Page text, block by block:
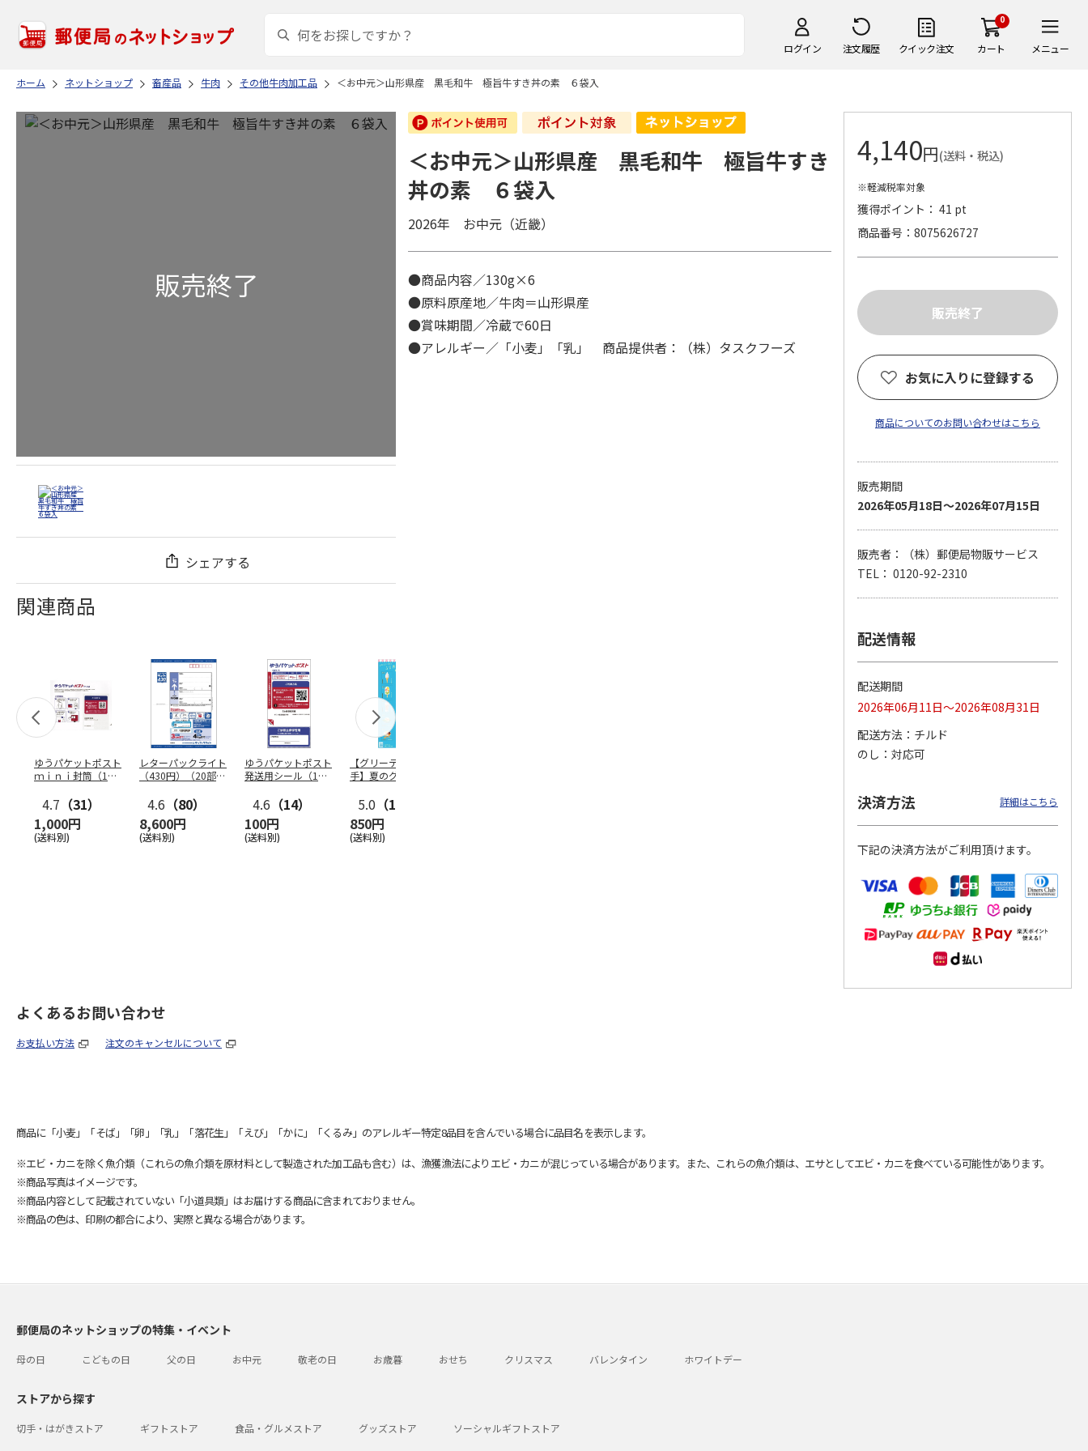
ログイン 注文履歴 クイック注文
0
カート メニュー
ホーム ネットショップ 畜産品 牛肉 その他牛肉加工品 ＜お中元＞山形県産 黒毛和牛 極旨牛すき丼の素 ６袋入
シェアする
関連商品
ゆうパケットポスト
ｍｉｎｉ封筒（1個
4.7 （31）
1,000円
(送料別)
レターパックライト
（430円）（20部セ
4.6 （80）
8,600円
(送料別)
ゆうパケットポスト
発送用シール（1個
4.6 （14）
100円
(送料別)
【グリーティング切
手】夏のグリーティ
5.0 （10）
850円
(送料別)
【グリーティング切
円…
4.8（11）
5,500円
4.6（7）
11,000円
＜お中元＞山形県産 黒毛和牛 極旨牛すき
丼の素 ６袋入
2026年 お中元（近畿）
●商品内容／130g×6
●原料原産地／牛肉＝山形県産
●賞味期間／冷蔵で60日
●アレルギー／「小麦」「乳」 商品提供者：（株）タスクフーズ
4,140円(送料・税込)
※軽減税率対象
獲得ポイント： 41 pt
商品番号
8075626727
お気に入りに登録する
商品についてのお問い合わせはこちら
販売期間
2026年05月18日～2026年07月15日
販売者：（株）郵便局物販サービス
TEL： 0120-92-2310
配送情報
配送期間
2026年06月11日～2026年08月31日
配送方法
チルド
のし
対応可
決済方法 詳細はこちら
下記の決済方法がご利用頂けます。
よくあるお問い合わせ
お支払い方法 注文のキャンセルについて
商品に「小麦」「そば」「卵」「乳」「落花生」「えび」「かに」「くるみ」のアレルギー特定8品目を含んでいる場合に品目名を表示します。
※エビ・カニを除く魚介類（これらの魚介類を原材料として製造された加工品も含む）は、漁獲漁法によりエビ・カニが混じっている場合があります。また、これらの魚介類は、エサとしてエビ・カニを食べている可能性があります。
※商品写真はイメージです。
※商品内容として記載されていない「小道具類」はお届けする商品に含まれておりません。
※商品の色は、印刷の都合により、実際と異なる場合があります。
郵便局のネットショップの特集・イベント
母の日 こどもの日 父の日 お中元 敬老の日 お歳暮 おせち クリスマス バレンタイン ホワイトデー
ストアから探す
切手・はがきストア ギフトストア 食品・グルメストア グッズストア ソーシャルギフトストア